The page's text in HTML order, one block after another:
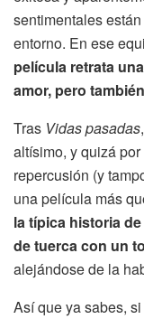
sentimentales
entorno. En ese
película retrata
amor, pero
Tras Vidas pasadas
altísimo, y quizá
repercusión (y
una película más
la típica historia
de tuerca con un
alejándose de la
Así que ya sabes,